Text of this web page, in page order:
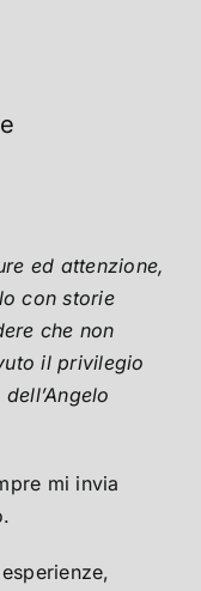
ed attenzione,
con storie
che non
il privilegio
mi invia